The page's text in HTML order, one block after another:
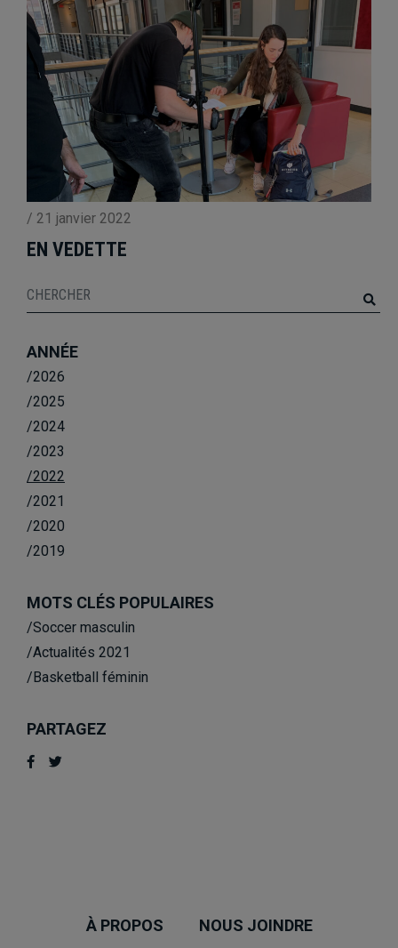
/ 21 janvier 2022
EN VEDETTE
ANNÉE
/2026
/2025
/2024
/2023
/2022
/2021
/2020
/2019
MOTS CLÉS POPULAIRES
/Soccer masculin
/Actualités 2021
/Basketball féminin
PARTAGEZ
À PROPOS NOUS JOINDRE